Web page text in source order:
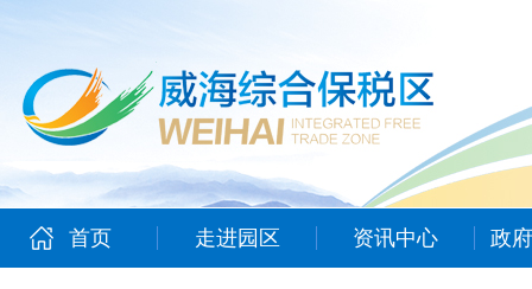
首页 走进园区 资讯中心 政